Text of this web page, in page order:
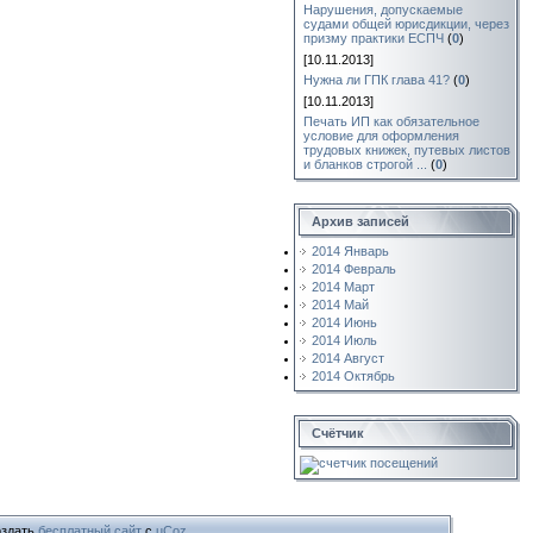
Нарушения, допускаемые
судами общей юрисдикции, через
призму практики ЕСПЧ (0)
[10.11.2013]
Нужна ли ГПК глава 41? (0)
[10.11.2013]
Печать ИП как обязательное
условие для оформления
трудовых книжек, путевых листов
и бланков строгой ...
(0)
Архив записей
2014 Январь
2014 Февраль
2014 Март
2014 Май
2014 Июнь
2014 Июль
2014 Август
2014 Октябрь
Счётчик